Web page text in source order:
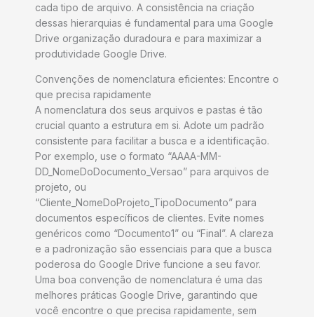
cada tipo de arquivo. A consistência na criação
dessas hierarquias é fundamental para uma Google
Drive organização duradoura e para maximizar a
produtividade Google Drive.
Convenções de nomenclatura eficientes: Encontre o
que precisa rapidamente
A nomenclatura dos seus arquivos e pastas é tão
crucial quanto a estrutura em si. Adote um padrão
consistente para facilitar a busca e a identificação.
Por exemplo, use o formato “AAAA-MM-
DD_NomeDoDocumento_Versao” para arquivos de
projeto, ou
“Cliente_NomeDoProjeto_TipoDocumento” para
documentos específicos de clientes. Evite nomes
genéricos como “Documento1” ou “Final”. A clareza
e a padronização são essenciais para que a busca
poderosa do Google Drive funcione a seu favor.
Uma boa convenção de nomenclatura é uma das
melhores práticas Google Drive, garantindo que
você encontre o que precisa rapidamente, sem